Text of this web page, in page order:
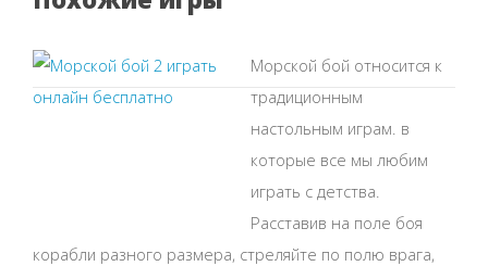
Морской бой относится к
традиционным
настольным играм. в
которые все мы любим
играть с детства.
Расставив на поле боя
корабли разного размера, стреляйте по полю врага,